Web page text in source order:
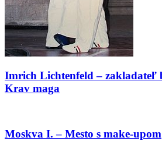
Imrich Lichtenfeld – zakladateľ
Krav maga
Moskva I. – Mesto s make-upom